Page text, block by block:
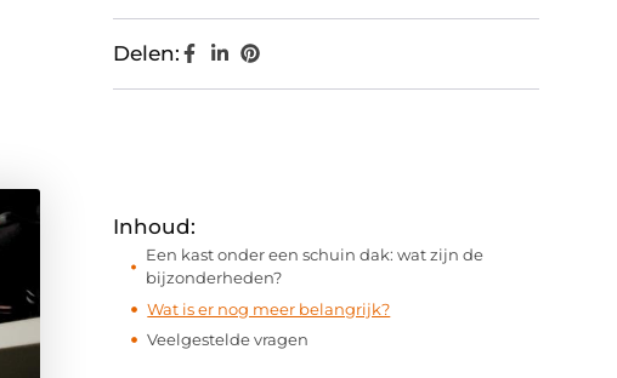
Delen:
Inhoud:
Een kast onder een schuin dak: wat zijn de
bijzonderheden?
Wat is er nog meer belangrijk?
Veelgestelde vragen